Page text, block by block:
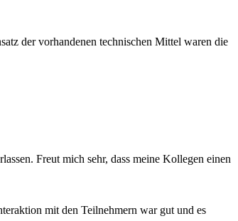
der vorhandenen technischen Mittel waren die
Freut mich sehr, dass meine Kollegen einen
mit den Teilnehmern war gut und es